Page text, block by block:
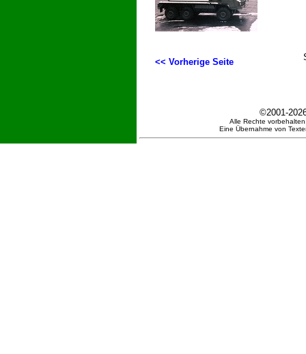
<< Vorherige Seite
©2001-
Alle Rechte
Eine Übernahme von